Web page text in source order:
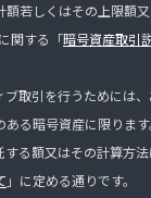
若しくはその上限額
関する「暗号資産取引
取引を行うためには
る暗号資産に限りま
る額又はその計算方
」に定める通りです。